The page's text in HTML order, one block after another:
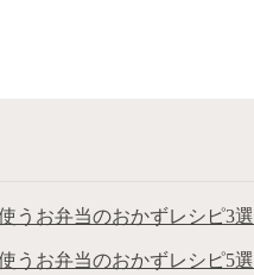
うお弁当のおかずレシピ3選
うお弁当のおかずレシピ5選